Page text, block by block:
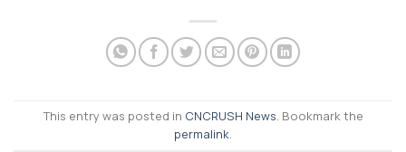
This entry was posted in CNCRUSH News. Bookmark the
permalink.